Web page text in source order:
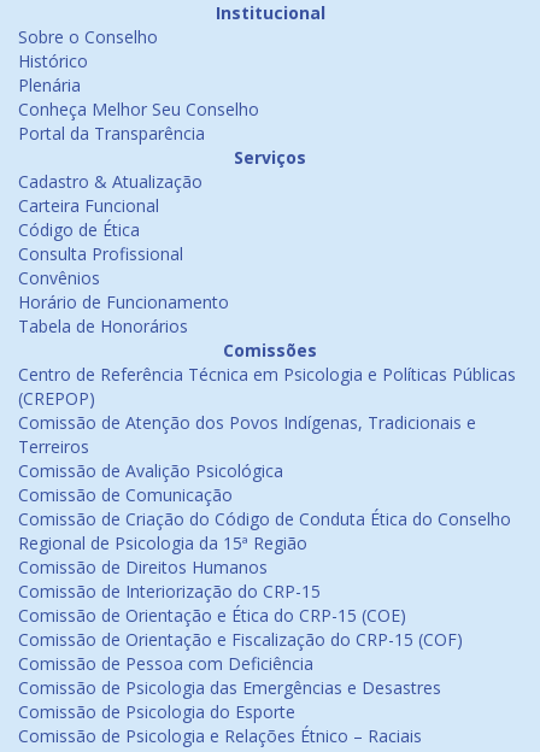
Institucional
Sobre o Conselho
Histórico
Plenária
Conheça Melhor Seu Conselho
Portal da Transparência
Serviços
Cadastro & Atualização
Carteira Funcional
Código de Ética
Consulta Profissional
Convênios
Horário de Funcionamento
Tabela de Honorários
Comissões
Centro de Referência Técnica em Psicologia e Políticas Públicas
(CREPOP)
Comissão de Atenção dos Povos Indígenas, Tradicionais e
Terreiros
Comissão de Avalição Psicológica
Comissão de Comunicação
Comissão de Criação do Código de Conduta Ética do Conselho
Regional de Psicologia da 15ª Região
Comissão de Direitos Humanos
Comissão de Interiorização do CRP-15
Comissão de Orientação e Ética do CRP-15 (COE)
Comissão de Orientação e Fiscalização do CRP-15 (COF)
Comissão de Pessoa com Deficiência
Comissão de Psicologia das Emergências e Desastres
Comissão de Psicologia do Esporte
Comissão de Psicologia e Relações Étnico – Raciais